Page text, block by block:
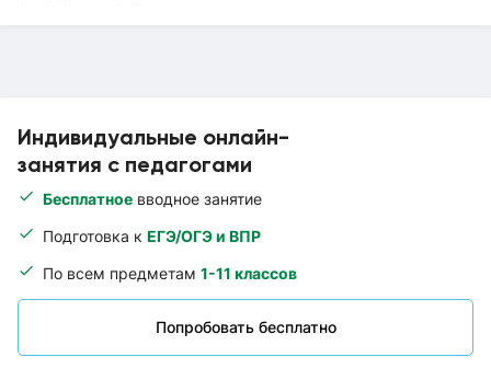
Индивидуальные онлайн-
занятия с педагогами
Бесплатное вводное занятие
Подготовка к ЕГЭ/ОГЭ и ВПР
По всем предметам 1-11 классов
Попробовать бесплатно